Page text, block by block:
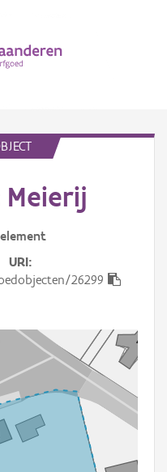
Meierij
element
URI
26299